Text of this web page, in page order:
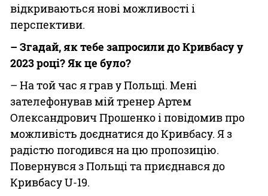
відкриваються нові можливості і
перспективи.
– Згадай, як тебе запросили до Кривбасу у
2023 році? Як це було?
– На той час я грав у Польщі. Мені
зателефонував мій тренер Артем
Олександрович Прошенко і повідомив про
можливість доєднатися до Кривбасу. Я з
радістю погодився на цю пропозицію.
Повернувся з Польщі та приєднався до
Кривбасу U-19.